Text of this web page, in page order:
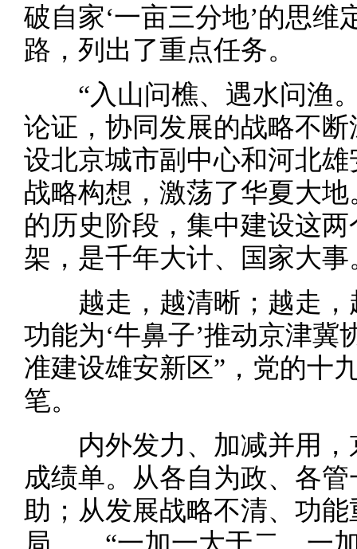
破自家‘一亩三分地’的思维
路，列出了重点任务。
“入山问樵、遇水问渔。
论证，协同发展的战略不
设北京城市副中心和河北
战略构想，激荡了华夏大
的历史阶段，集中建设这
架，是千年大计、国家大事
越走，越清晰；越走，
功能为‘牛鼻子’推动京津
准建设雄安新区”，党的十
笔。
内外发力、加减并用，
成绩单。从各自为政、各
助；从发展战略不清、功
局……“一加一大于二、一